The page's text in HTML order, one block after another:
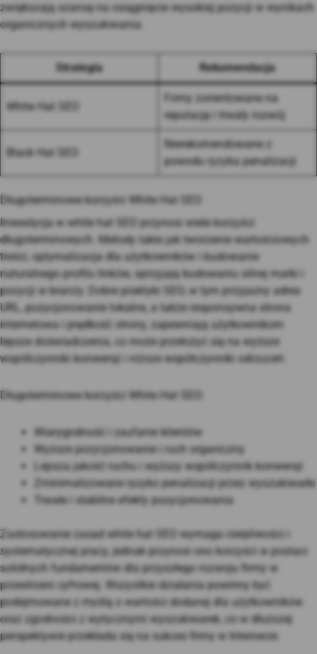
zwiększają szansę na osiągnięcie wysokiej pozycji w wynikach
organicznych wyszukiwania.
Strategia Rekomendacja
White Hat SEO
Firmy zorientowane na
reputację i trwały rozwój
Black Hat SEO
Nierekomendowane z
powodu ryzyka penalizacji
Długoterminowe korzyści White Hat SEO
Inwestycja w white hat SEO przynosi wiele korzyści
długoterminowych. Metody takie jak tworzenie wartościowych
treści, optymalizacja dla użytkowników i budowanie
naturalnego profilu linków, sprzyjają budowaniu silnej marki i
pozycji w branży. Dobre praktyki SEO, w tym przyjazny adres
URL, pozycjonowanie lokalne, a także responsywna strona
internetowa i prędkość strony, zapewniają użytkownikom
lepsze doświadczenia, co może przełożyć się na wyższe
współczynniki konwersji i niższe współczynniki odrzuceń.
Długoterminowe korzyści White Hat SEO:
Wiarygodność i zaufanie klientów
Wyższe pozycjonowanie i ruch organiczny
Lepsza jakość ruchu i wyższy współczynnik konwersji
Zminimalizowane ryzyko penalizacji przez wyszukiwarki
Trwałe i stabilne efekty pozycjonowania
Zastosowanie zasad white hat SEO wymaga cierpliwości i
systematycznej pracy, jednak przynosi ono korzyści w postaci
solidnych fundamentów dla przyszłego rozwoju firmy w
przestrzeni cyfrowej. Wszystkie działania powinny być
podejmowane z myślą o wartości dodanej dla użytkowników
oraz zgodności z wytycznymi wyszukiwarek, co w dłuższej
perspektywie przekłada się na sukces firmy w Internecie.